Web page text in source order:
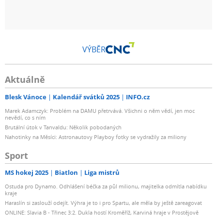
VÝBĚR
Aktuálně
Blesk Vánoce Kalendář svátků 2025 INFO.cz
Marek Adamczyk: Problém na DAMU přetrvává. Všichni o něm vědí, jen moc
nevědí, co s ním
Brutální útok v Tanvaldu: Několik pobodaných
Nahotinky na Měsíci: Astronautovy Playboy fotky se vydražily za miliony
Sport
MS hokej 2025 Biatlon Liga mistrů
Ostuda pro Dynamo. Odhlášení béčka za půl milionu, majitelka odmítla nabídku
kraje
Haraslín si zaslouží odejít. Výhra je to i pro Spartu, ale měla by ještě zareagovat
ONLINE: Slavia B - Třinec 3:2. Dukla hostí Kroměříž, Karviná hraje v Prostějově